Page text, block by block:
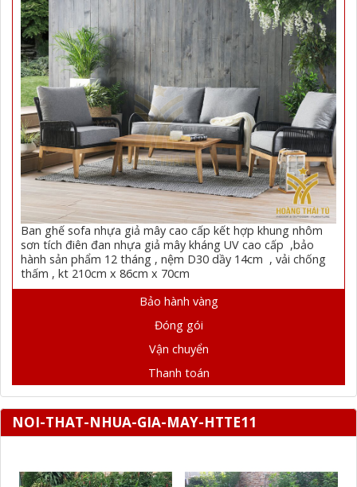
Ban ghế sofa nhựa giả mây cao cấp kết hợp khung nhôm
sơn tích điên đan nhựa giả mây kháng UV cao cấp ,bảo
hành sản phẩm 12 tháng , nệm D30 dầy 14cm , vải chống
thấm , kt 210cm x 86cm x 70cm
Bảo hành vàng
Đóng gói
Vận chuyển
Thanh toán
NOI-THAT-NHUA-GIA-MAY-HTTE11